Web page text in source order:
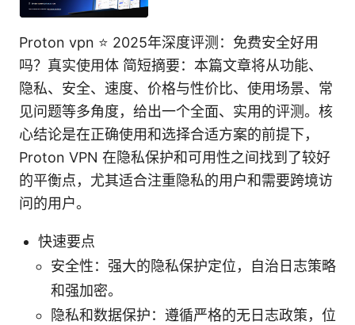
Proton vpn ⭐ 2025年深度评测：免费安全好用
吗？真实使用体 简短摘要：本篇文章将从功能、
隐私、安全、速度、价格与性价比、使用场景、常
见问题等多角度，给出一个全面、实用的评测。核
心结论是在正确使用和选择合适方案的前提下，
Proton VPN 在隐私保护和可用性之间找到了较好
的平衡点，尤其适合注重隐私的用户和需要跨境访
问的用户。
快速要点
安全性：强大的隐私保护定位，自治日志策略
和强加密。
隐私和数据保护：遵循严格的无日志政策，位